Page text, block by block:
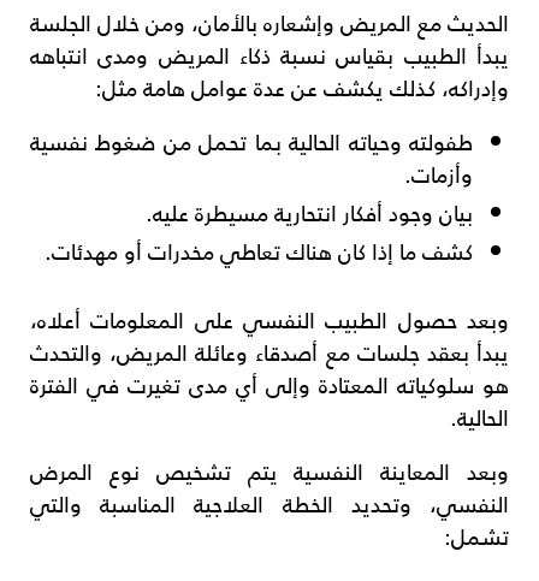
الحديث مع المريض وإشعاره بالأمان، ومن خلال الجلسة
يبدأ الطبيب بقياس نسبة ذكاء المريض ومدى انتباهه
وإدراكه، كذلك يكشف عن عدة عوامل هامة مثل:
طفولته وحياته الحالية بما تحمل من ضغوط نفسية
وأزمات.
بيان وجود أفكار انتحارية مسيطرة عليه.
كشف ما إذا كان هناك تعاطي مخدرات أو مهدئات.
وبعد حصول الطبيب النفسي على المعلومات أعلاه،
يبدأ بعقد جلسات مع أصدقاء وعائلة المريض، والتحدث
هو سلوكياته المعتادة وإلى أي مدى تغيرت في الفترة
الحالية.
وبعد المعاينة النفسية يتم تشخيص نوع المرض
النفسي، وتحديد الخطة العلاجية المناسبة والتي
تشمل: